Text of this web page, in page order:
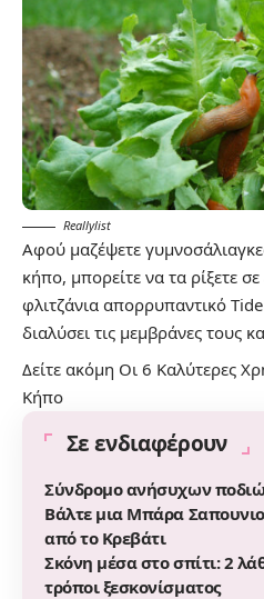
Reallylist
Αφού μαζέψετε
κήπο, μπορείτε να τα ρίξετε
φλιτζάνια απορρυπαντικό
διαλύσει τις μεμβράνες τους
Δείτε ακόμη Οι 6 Καλύτερες
Κήπο
Σε ενδιαφέρουν
Σύνδρομο ανήσυχων
Βάλτε μια Μπάρα
από το Κρεβάτι
Σκόνη μέσα στο σπίτι: 2
τρόποι ξεσκονίσματος